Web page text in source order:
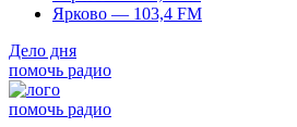
Ярково — 103,4 FM
Дело дня
помочь радио
помочь радио